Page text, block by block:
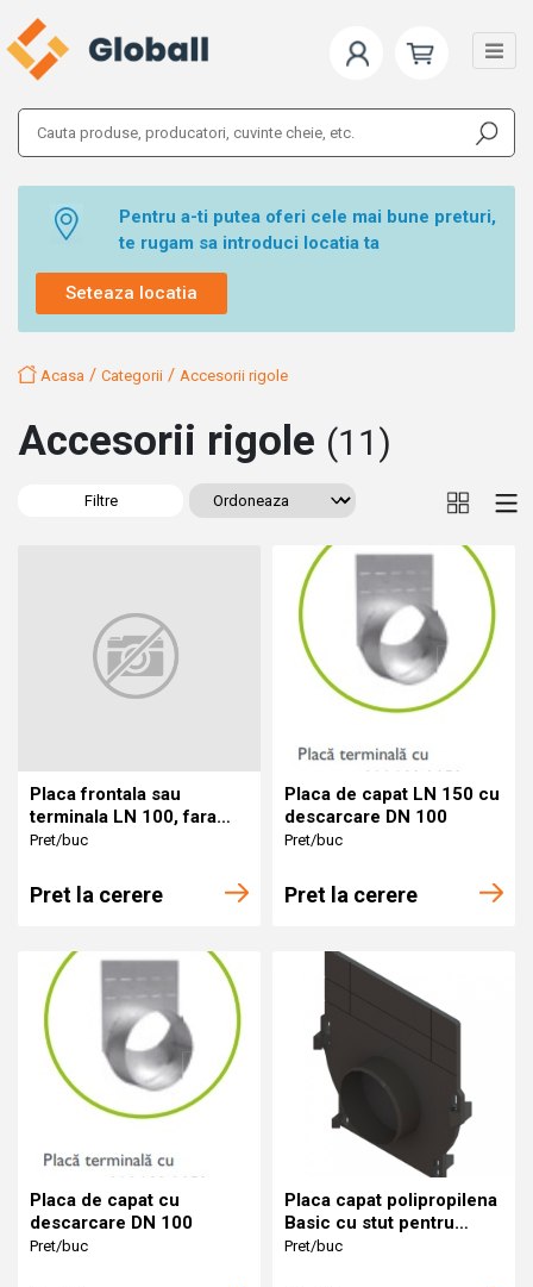
Pentru a-ti putea oferi cele mai bune preturi,
te rugam sa introduci locatia ta
Seteaza locatia
Acasa /Categorii /Accesorii rigole
Accesorii rigole (11)
Filtre
Placa frontala sau
terminala LN 100, fara
scurgere, otel zincat
Pret/buc
Pret la cerere
Placa de capat LN 150 cu
descarcare DN 100
Pret/buc
Pret la cerere
Placa de capat cu
descarcare DN 100
Pret/buc
Placa capat polipropilena
Basic cu stut pentru
rigola LN100 Hext.12-20
Pret/buc